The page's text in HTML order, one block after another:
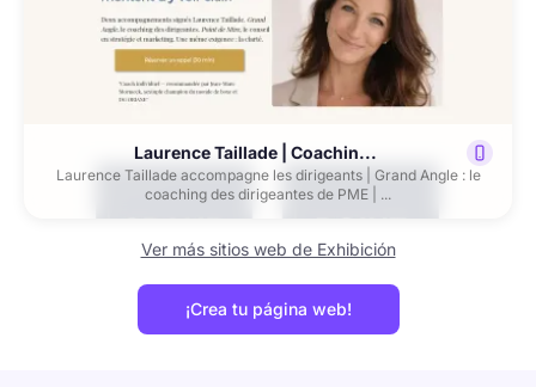
Laurence Taillade | Coachin...
Laurence Taillade accompagne les dirigeants | Grand Angle : le
coaching des dirigeantes de PME | ...
Ver más sitios web de Exhibición
¡Crea tu página web!